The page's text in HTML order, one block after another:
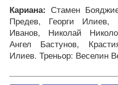
Кариана: Стамен
Предев, Георги
Иванов, Николай
Ангел Бастунов,
Илиев. Треньор: Веселин